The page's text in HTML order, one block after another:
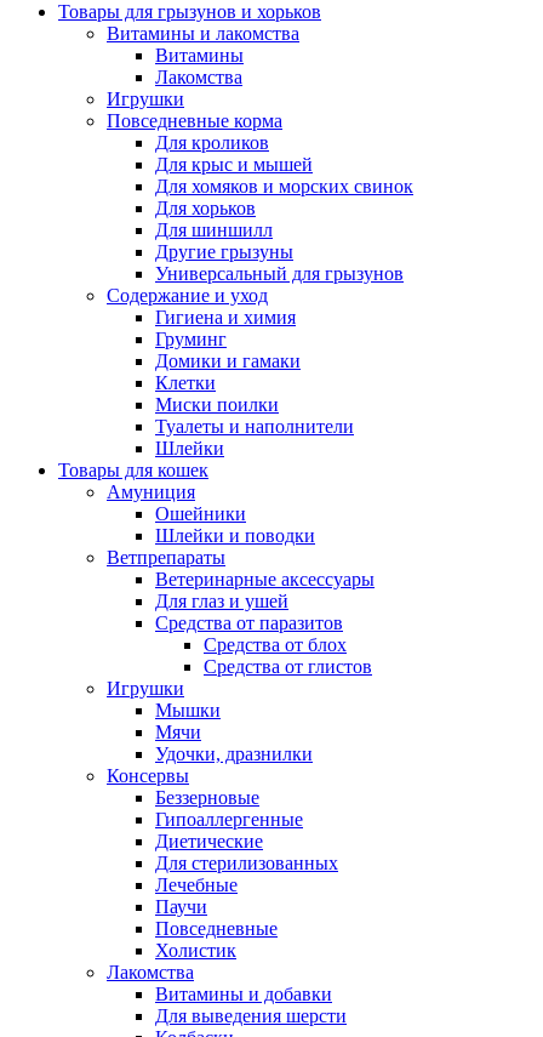
Товары для грызунов и хорьков
Витамины и лакомства
Витамины
Лакомства
Игрушки
Повседневные корма
Для кроликов
Для крыс и мышей
Для хомяков и морских свинок
Для хорьков
Для шиншилл
Другие грызуны
Универсальный для грызунов
Содержание и уход
Гигиена и химия
Груминг
Домики и гамаки
Клетки
Миски поилки
Туалеты и наполнители
Шлейки
Товары для кошек
Амуниция
Ошейники
Шлейки и поводки
Ветпрепараты
Ветеринарные аксессуары
Для глаз и ушей
Средства от паразитов
Средства от блох
Средства от глистов
Игрушки
Мышки
Мячи
Удочки, дразнилки
Консервы
Беззерновые
Гипоаллергенные
Диетические
Для стерилизованных
Лечебные
Паучи
Повседневные
Холистик
Лакомства
Витамины и добавки
Для выведения шерсти